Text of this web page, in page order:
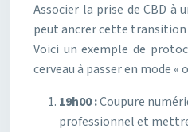
Associer la prise de CBD à
peut ancrer cette transition
Voici un exemple de
cerveau à passer en mode «
19h00 :Coupure
professionnel et